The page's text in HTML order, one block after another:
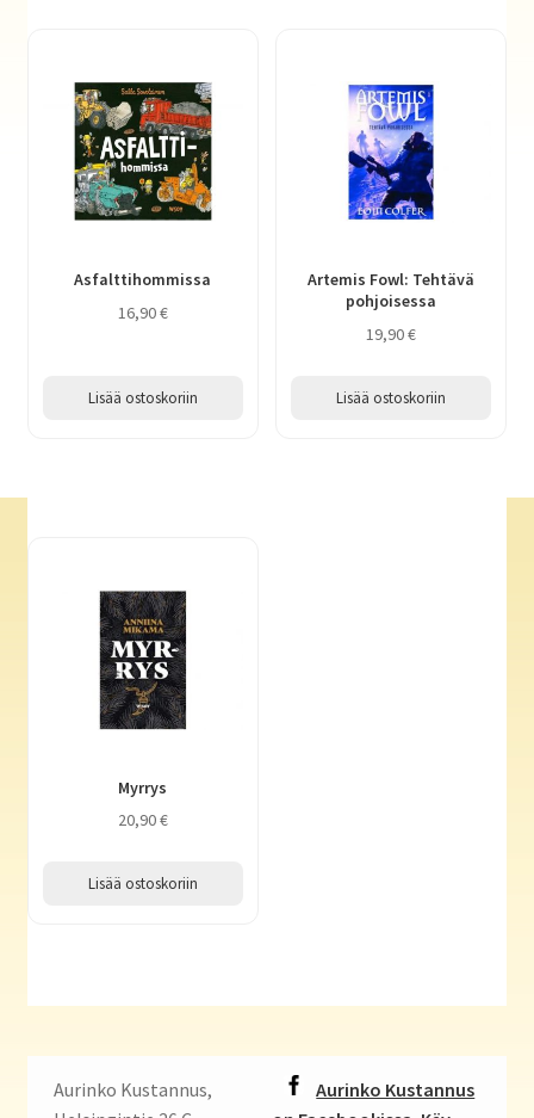
Asfalttihommissa
16,90€
Lisää ostoskoriin
Artemis Fowl: Tehtävä
pohjoisessa
19,90€
Lisää ostoskoriin
Myrrys
20,90€
Lisää ostoskoriin
Aurinko Kustannus,
Aurinko Kustannus